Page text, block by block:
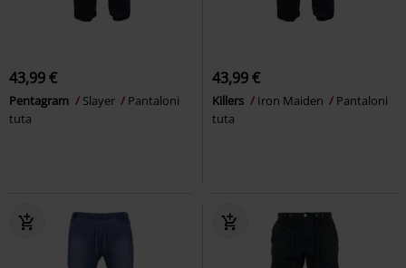
43,99 €
Pentagram Slayer
Pantaloni
tuta
43,99 €
Killers Iron Maiden
Pantaloni
tuta